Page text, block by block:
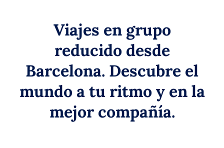
Viajes en grupo
reducido desde
Barcelona. Descubre el
mundo a tu ritmo y en la
mejor compañía.